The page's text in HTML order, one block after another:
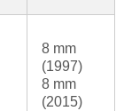
8 mm
(1997)
8 mm
(2015)